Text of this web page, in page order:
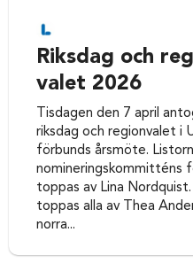
Riksdag och
valet 2026
Tisdagen den 7 april
riksdag och regionvalet i
förbunds årsmöte.
nomineringskommitténs
toppas av Lina
toppas alla av Thea
norra...